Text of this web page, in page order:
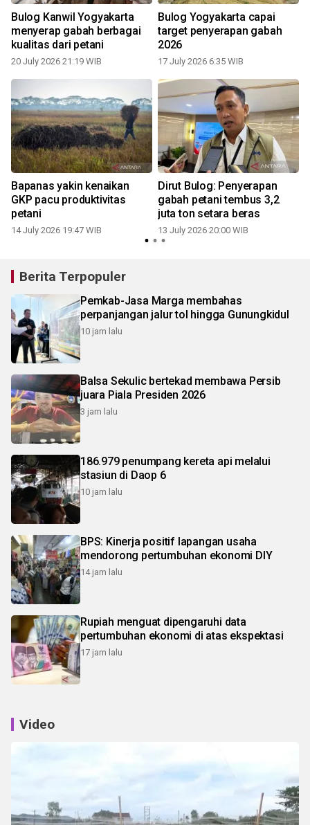
Bulog Kanwil Yogyakarta
menyerap gabah berbagai
kualitas dari petani
20 July 2026 21:19 WIB
Bulog Yogyakarta capai
target penyerapan gabah
2026
17 July 2026 6:35 WIB
Bapanas yakin kenaikan
GKP pacu produktivitas
petani
14 July 2026 19:47 WIB
Dirut Bulog: Penyerapan
gabah petani tembus 3,2
juta ton setara beras
13 July 2026 20:00 WIB
Berita Terpopuler
Pemkab-Jasa Marga membahas
perpanjangan jalur tol hingga Gunungkidul
10 jam lalu
Balsa Sekulic bertekad membawa Persib
juara Piala Presiden 2026
3 jam lalu
186.979 penumpang kereta api melalui
stasiun di Daop 6
10 jam lalu
BPS: Kinerja positif lapangan usaha
mendorong pertumbuhan ekonomi DIY
14 jam lalu
Rupiah menguat dipengaruhi data
pertumbuhan ekonomi di atas ekspektasi
17 jam lalu
Video